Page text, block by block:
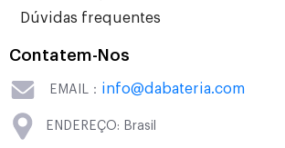
Dúvidas frequentes
Contatem-Nos
EMAIL： info@dabateria.com
ENDEREÇO: Brasil